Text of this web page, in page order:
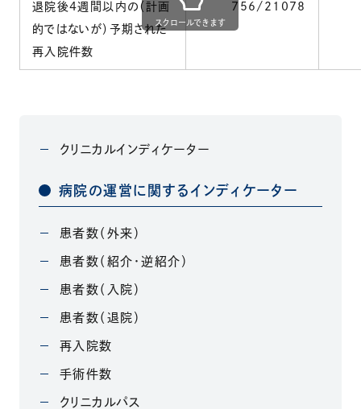
退院後4週間以内の（計画
的ではないが）予期された
再入院件数
756/21078
スクロールできます
クリニカルインディケーター
病院の運営に関するインディケーター
患者数（外来）
患者数（紹介・逆紹介）
患者数（入院）
患者数（退院）
再入院数
手術件数
クリニカルパス